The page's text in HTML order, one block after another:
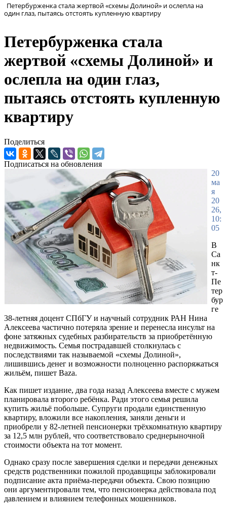
Петербурженка стала жертвой «схемы Долиной» и ослепла на
один глаз, пытаясь отстоять купленную квартиру
Петербурженка стала
жертвой «схемы Долиной» и
ослепла на один глаз,
пытаясь отстоять купленную
квартиру
Поделиться
Подписаться на обновления
20
ма
я
20
26,
10:
05
В
Са
нк
т-
Пе
тер
бур
ге
38-летняя доцент СПбГУ и научный сотрудник РАН Нина
Алексеева частично потеряла зрение и перенесла инсульт на
фоне затяжных судебных разбирательств за приобретённую
недвижимость. Семья пострадавшей столкнулась с
последствиями так называемой «схемы Долиной»,
лишившись денег и возможности полноценно распоряжаться
жильём, пишет Baza.
Как пишет издание, два года назад Алексеева вместе с мужем
планировала второго ребёнка. Ради этого семья решила
купить жильё побольше. Супруги продали единственную
квартиру, вложили все накопления, заняли деньги и
приобрели у 82-летней пенсионерки трёхкомнатную квартиру
за 12,5 млн рублей, что соответствовало среднерыночной
стоимости объекта на тот момент.
Однако сразу после завершения сделки и передачи денежных
средств родственники пожилой продавщицы заблокировали
подписание акта приёма-передачи объекта. Свою позицию
они аргументировали тем, что пенсионерка действовала под
давлением и влиянием телефонных мошенников.